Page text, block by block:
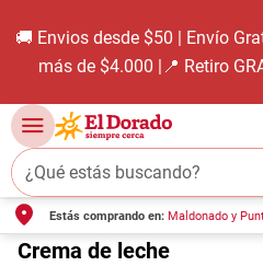
🚚 Envios desde $50 | Envío
más de $4.000 |📍 Retiro
¿Qué estás buscando?
Estás comprando en: Maldonado y
Crema de leche